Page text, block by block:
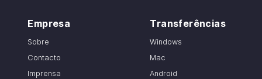
Empresa
Sobre
Contacto
Imprensa
Transferências
Windows
Mac
Android